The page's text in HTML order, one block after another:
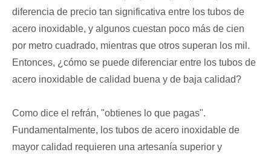
diferencia de precio tan significativa entre los tubos de
acero inoxidable, y algunos cuestan poco más de cien
por metro cuadrado, mientras que otros superan los mil.
Entonces, ¿cómo se puede diferenciar entre los tubos de
acero inoxidable de calidad buena y de baja calidad?
Como dice el refrán, "obtienes lo que pagas".
Fundamentalmente, los tubos de acero inoxidable de
mayor calidad requieren una artesanía superior y